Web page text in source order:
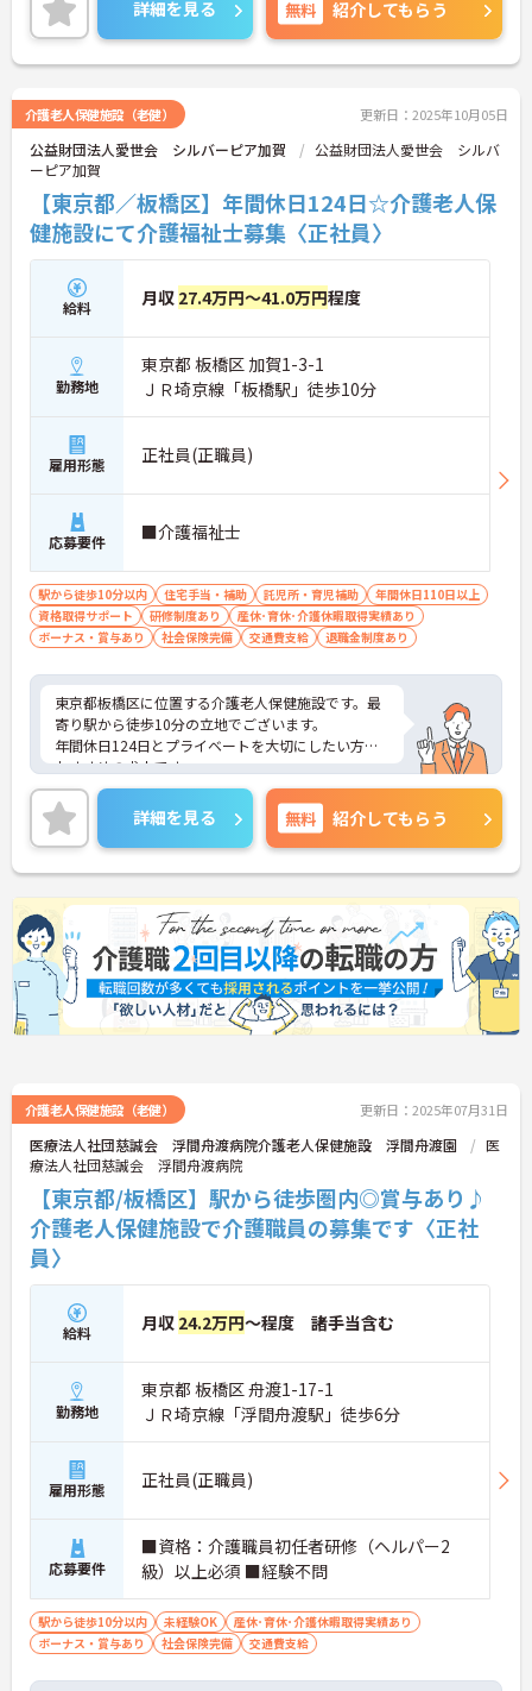
ご興味のある方は、マイナビ介護職までお問い合わ
せください。
詳細を見る 無料 紹介してもらう
介護老人保健施設（老健） 更新日：2025年10月05日
公益財団法人愛世会 シルバーピア加賀
公益財団法人愛世会 シルバ
ーピア加賀
【東京都／板橋区】年間休日124日☆介護老人保
健施設にて介護福祉士募集〈正社員〉
給料 月収 27.4万円～41.0万円程度
勤務地
東京都 板橋区 加賀1-3-1
ＪＲ埼京線「板橋駅」徒歩10分
雇用形態 正社員(正職員)
応募要件 ■介護福祉士
駅から徒歩10分以内 住宅手当・補助 託児所・育児補助
年間休日110日以上
資格取得サポート
研修制度あり
産休･育休･介護休暇取得実績あり
ボーナス・賞与あり
社会保険完備 交通費支給 退職金制度あり
東京都板橋区に位置する介護老人保健施設です。最
寄り駅から徒歩10分の立地でございます。
年間休日124日とプライベートを大切にしたい方に
おすすめの求人です。
ご興味のある方には、面接対策ポイントなど、さら
に詳細をお話しいたしますのでお気軽にご相談くだ
さい！
詳細を見る 無料 紹介してもらう
介護老人保健施設（老健） 更新日：2025年07月31日
医療法人社団慈誠会 浮間舟渡病院介護老人保健施設 浮間舟渡園
医
療法人社団慈誠会 浮間舟渡病院
【東京都/板橋区】駅から徒歩圏内◎賞与あり♪
介護老人保健施設で介護職員の募集です〈正社
員〉
給料 月収 24.2万円～程度 諸手当含む
勤務地
東京都 板橋区 舟渡1-17-1
ＪＲ埼京線「浮間舟渡駅」徒歩6分
雇用形態 正社員(正職員)
応募要件
■資格：介護職員初任者研修（ヘルパー2
級）以上必須 ■経験不問
駅から徒歩10分以内 未経験OK
産休･育休･介護休暇取得実績あり
ボーナス・賞与あり
社会保険完備 交通費支給